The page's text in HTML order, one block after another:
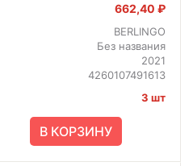
662,40 ₽
BERLINGO
Без названия
2021
4260107491613
3 шт
В КОРЗИНУ